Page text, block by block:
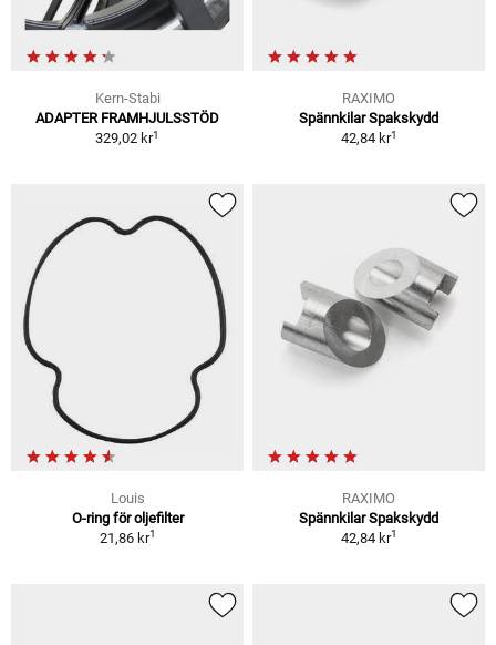
Kern-Stabi
ADAPTER FRAMHJULSSTÖD
329,02 kr1
RAXIMO
Spännkilar Spakskydd
42,84 kr1
Louis
O-ring för oljefilter
21,86 kr1
RAXIMO
Spännkilar Spakskydd
42,84 kr1